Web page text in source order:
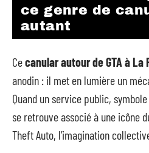
ce genre de
autant
Cecanular autour de GTA à La
anodin : il met en lumière un
Quand un service public,
se retrouve associé à une icône
Theft Auto, l’imagination